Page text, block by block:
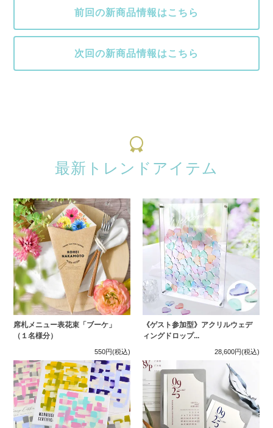
前回の新商品情報はこちら
次回の新商品情報はこちら
最新トレンドアイテム
席札メニュー表花束「ブーケ」
（１名様分）
550円(税込)
《ゲスト参加型》アクリルウェデ
ィングドロップ...
28,600円(税込)